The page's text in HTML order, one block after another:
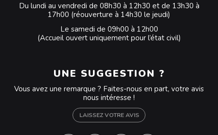
Du lundi au vendredi de 08h30 à 12h30 et de 13h30 à
17h00 (réouverture à 14h30 le jeudi)
Le samedi de 09h00 à 12h00
(Accueil ouvert uniquement pour l’état civil)
UNE SUGGESTION ?
Vous avez une remarque ? Faites-nous en part, votre avis
nous intéresse !
LAISSEZ VOTRE AVIS